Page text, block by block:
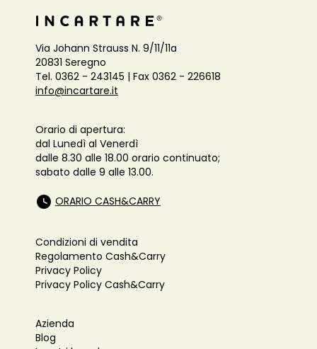
Via Johann Strauss N. 9/11/11a
20831 Seregno
Tel. 0362 - 243145 | Fax 0362 - 226618
info@incartare.it
Orario di apertura:
dal Lunedì al Venerdì
dalle 8.30 alle 18.00 orario continuato;
sabato dalle 9 alle 13.00.
ORARIO CASH&CARRY
Condizioni di vendita
Regolamento Cash&Carry
Privacy Policy
Privacy Policy Cash&Carry
Azienda
Blog